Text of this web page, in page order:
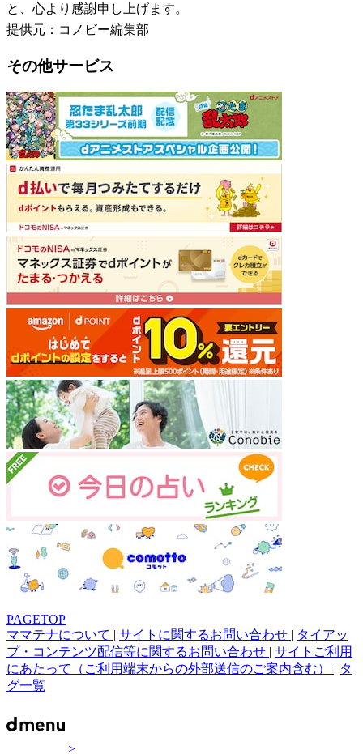
と、心より感謝申し上げます。
提供元：コノビー編集部
その他サービス
PAGETOP
ママテナについて | サイトに関するお問い合わせ | タイアッ
プ・コンテンツ配信等に関するお問い合わせ | サイトご利用
にあたって（ご利用端末からの外部送信のご案内含む） | タ
グ一覧
>